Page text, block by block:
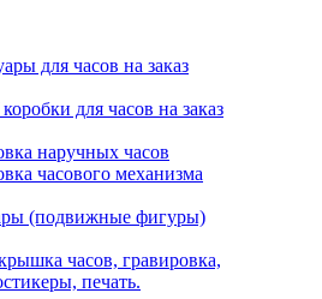
для часов на заказ
для часов на заказ
наручных часов
часового механизма
(подвижные фигуры)
часов, гравировка,
печать.